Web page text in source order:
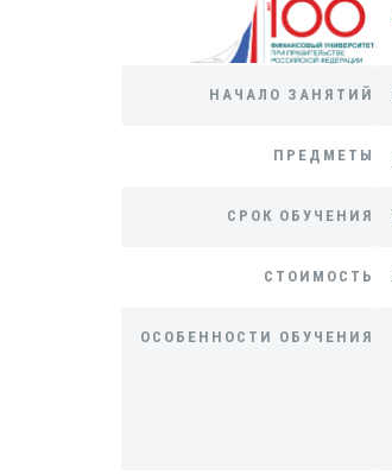
НАЧАЛО ЗАНЯТИЙ
ПРЕДМЕТЫ
СРОК ОБУЧЕНИЯ
СТОИМОСТЬ
ОСОБЕННОСТИ ОБУЧЕНИЯ